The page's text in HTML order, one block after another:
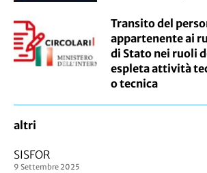
Transito del
appartenente ai
di Stato nei ruoli
espleta attività
o tecnica
altri
SISFOR
9 Settembre 2025